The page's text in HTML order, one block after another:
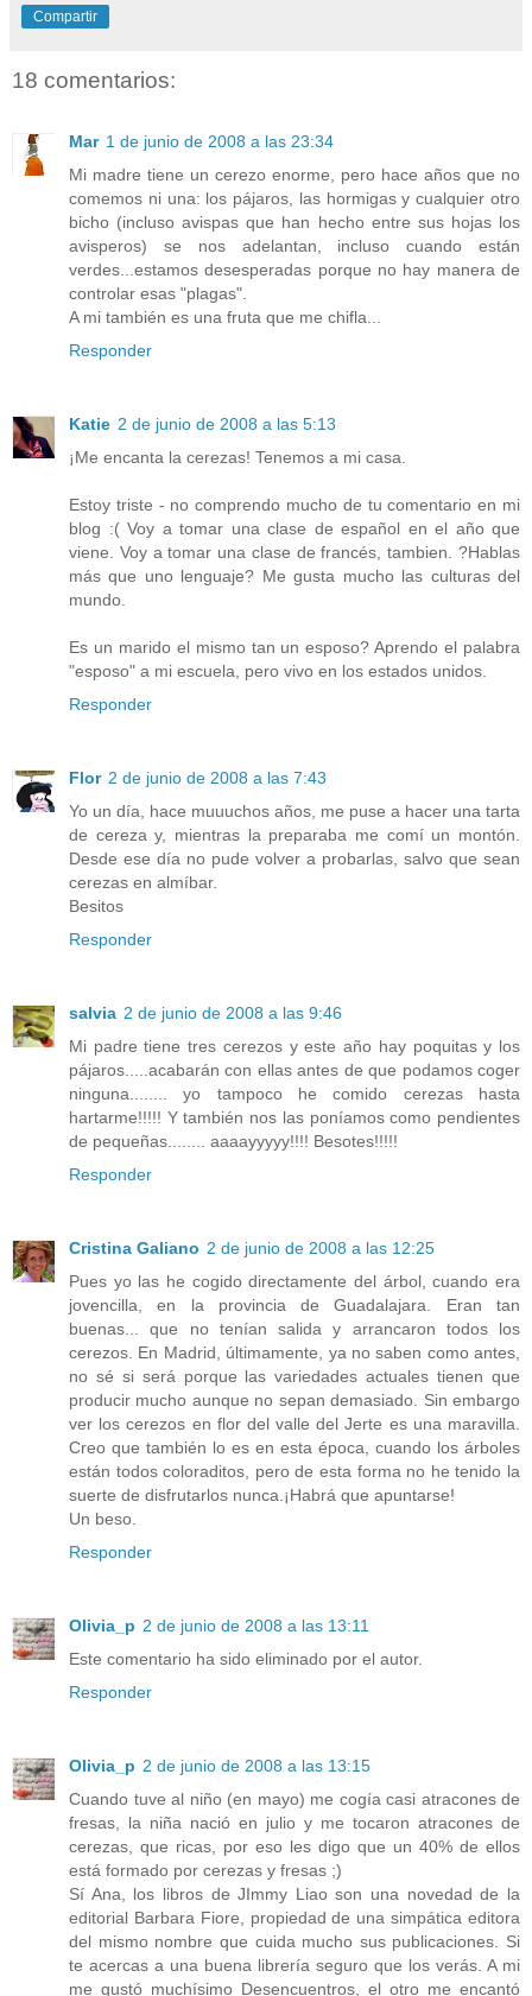
Compartir
18 comentarios:
Mar 1 de junio de 2008 a las 23:34
Mi madre tiene un cerezo enorme, pero hace años que no
comemos ni una: los pájaros, las hormigas y cualquier otro
bicho (incluso avispas que han hecho entre sus hojas los
avisperos) se nos adelantan, incluso cuando están
verdes...estamos desesperadas porque no hay manera de
controlar esas "plagas".
A mi también es una fruta que me chifla...
Responder
Katie 2 de junio de 2008 a las 5:13
¡Me encanta la cerezas! Tenemos a mi casa.
Estoy triste - no comprendo mucho de tu comentario en mi
blog :( Voy a tomar una clase de español en el año que
viene. Voy a tomar una clase de francés, tambien. ?Hablas
más que uno lenguaje? Me gusta mucho las culturas del
mundo.
Es un marido el mismo tan un esposo? Aprendo el palabra
"esposo" a mi escuela, pero vivo en los estados unidos.
Responder
Flor 2 de junio de 2008 a las 7:43
Yo un día, hace muuuchos años, me puse a hacer una tarta
de cereza y, mientras la preparaba me comí un montón.
Desde ese día no pude volver a probarlas, salvo que sean
cerezas en almíbar.
Besitos
Responder
salvia 2 de junio de 2008 a las 9:46
Mi padre tiene tres cerezos y este año hay poquitas y los
pájaros.....acabarán con ellas antes de que podamos coger
ninguna........ yo tampoco he comido cerezas hasta
hartarme!!!!! Y también nos las poníamos como pendientes
de pequeñas........ aaaayyyyy!!!! Besotes!!!!!
Responder
Cristina Galiano 2 de junio de 2008 a las 12:25
Pues yo las he cogido directamente del árbol, cuando era
jovencilla, en la provincia de Guadalajara. Eran tan
buenas... que no tenían salida y arrancaron todos los
cerezos. En Madrid, últimamente, ya no saben como antes,
no sé si será porque las variedades actuales tienen que
producir mucho aunque no sepan demasiado. Sin embargo
ver los cerezos en flor del valle del Jerte es una maravilla.
Creo que también lo es en esta época, cuando los árboles
están todos coloraditos, pero de esta forma no he tenido la
suerte de disfrutarlos nunca.¡Habrá que apuntarse!
Un beso.
Responder
Olivia_p 2 de junio de 2008 a las 13:11
Este comentario ha sido eliminado por el autor.
Responder
Olivia_p 2 de junio de 2008 a las 13:15
Cuando tuve al niño (en mayo) me cogía casi atracones de
fresas, la niña nació en julio y me tocaron atracones de
cerezas, que ricas, por eso les digo que un 40% de ellos
está formado por cerezas y fresas ;)
Sí Ana, los libros de JImmy Liao son una novedad de la
editorial Barbara Fiore, propiedad de una simpática editora
del mismo nombre que cuida mucho sus publicaciones. Si
te acercas a una buena librería seguro que los verás. A mi
me gustó muchísimo Desencuentros, el otro me encantó